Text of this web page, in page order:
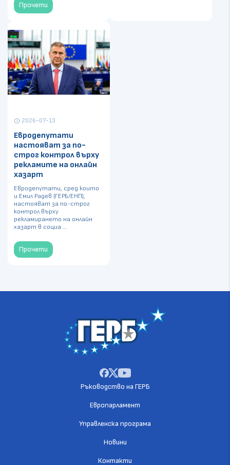
Прочети
schedule 2026-07-13
Евродепутати
настояват за по-
строг контрол върху
рекламите на онлайн
хазарт
Евродепутати, сред които
и Емил Радев (ГЕРБ/ЕНП),
настояват за по-строг
контрол върху
рекламирането на онлайн
хазарт в социа ...
Прочети
Ръководство на ГЕРБ
Европарламент
Управленска програма
Новини
Контакти